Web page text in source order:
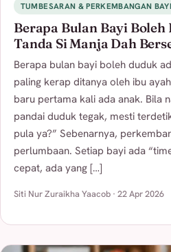
TUMBESARAN & PERKEMBANGAN BAYI
Berapa Bulan Bayi
Tanda Si Manja Dah
Berapa bulan bayi boleh duduk
paling kerap ditanya oleh ibu
baru pertama kali ada anak. Bila
pandai duduk tegak, mesti
pula ya?” Sebenarnya,
perlumbaan. Setiap bayi ada
cepat, ada yang […]
Siti Nur Zuraikha Yaacob · 22 Apr 2026